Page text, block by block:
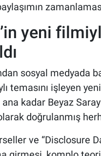
yeni
sosyal medyada
temasını işleyen
ana kadar Beyaz
doğrulanmış
ve “Disclosure